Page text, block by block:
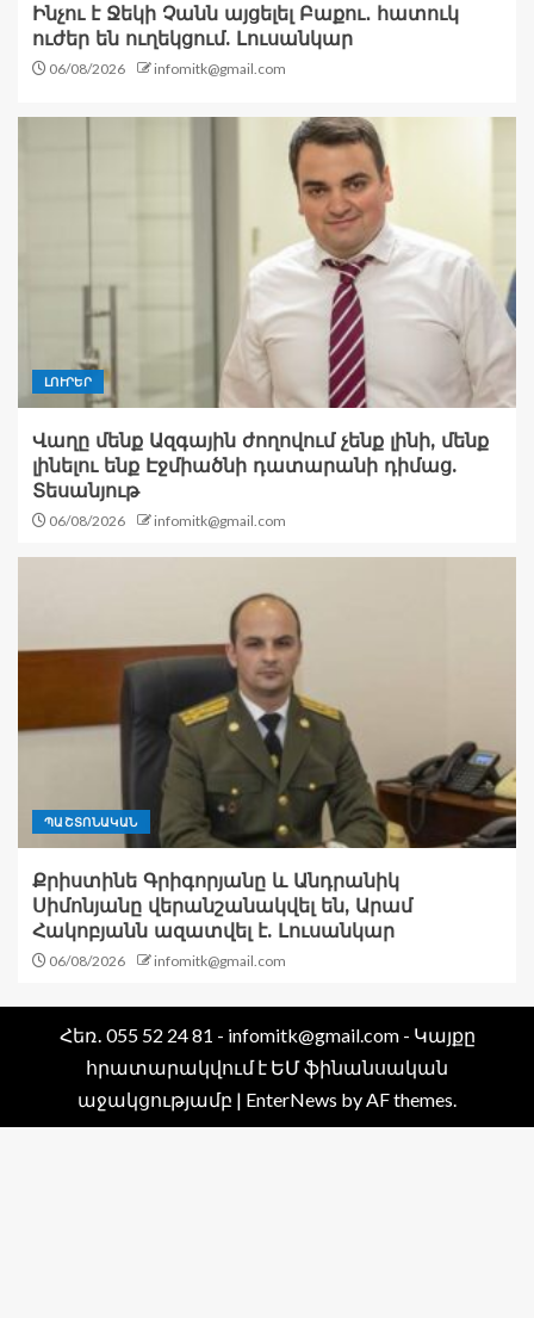
Ինչու է Ջեկի Չանն այցելել Բաքու․ հատուկ
ուժեր են ուղեկցում. Լուսանկար
06/08/2026 infomitk@gmail.com
ԼՈՒՐԵՐ
Վաղը մենք Ազգային ժողովում չենք լինի, մենք
լինելու ենք Էջմիածնի դատարանի դիմաց.
Տեսանյութ
06/08/2026 infomitk@gmail.com
ՊԱՇՏՈՆԱԿԱՆ
Քրիստինե Գրիգորյանը և Անդրանիկ
Սիմոնյանը վերանշանակվել են, Արամ
Հակոբյանն ազատվել է. Լուսանկար
06/08/2026 infomitk@gmail.com
Հեռ․ 055 52 24 81 - infomitk@gmail.com - Կայքը
հրատարակվում է ԵՄ ֆինանսական
աջակցությամբ | EnterNews by AF themes.